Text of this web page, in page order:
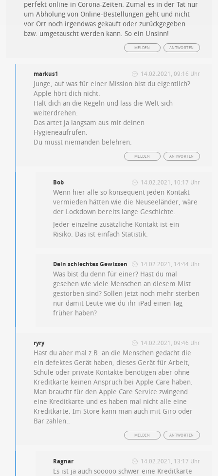
perfekt online in Corona-Zeiten. Zumal es in der Tat nur
um Abholung von Online-Bestellungen geht und nicht
vor Ort noch irgendwas gekauft oder zurückgegeben
bzw. umgetauscht werden kann. So ein Unsinn!
ANTWORTEN
MELDEN
markus1 14.02.2021, 09:16 Uhr
Junge, auf was für einer Mission bist du eigentlich?
Apple hört dich nicht.
Halt dich an die Regeln und lass die Welt sich
weiterdrehen.
Das artet ja langsam aus mit deinen
Hygieneaufrufen.
Du musst niemanden belehren.
ANTWORTEN
MELDEN
Bob 14.02.2021, 10:17 Uhr
Wenn hier alle so konsequent jeden Kontakt
vermieden hätten wie die Neuseeländer, wäre
der Lockdown bereits lange Geschichte.
Jeder einzelne zusätzliche Kontakt ist ein
Risiko. Das ist einfach Statistik.
Dein schlechtes Gewissen 14.02.2021, 14:44 Uhr
Was bist du denn für einer? Hast du mal
gesehen wie viele Menschen an diesem Mist
gestorben sind? Sollen jetzt noch mehr sterben
nur damit Leute wie du ihr iPad einen Tag
früher haben?
ryry 14.02.2021, 09:46 Uhr
Hast du aber mal z.B. an die Menschen gedacht die
ein defektes Gerät haben, dieses Gerät für Arbeit,
Schule oder private Kontakte benötigen aber ohne
Kreditkarte keinen Anspruch bei Apple Care haben.
Man braucht für den Apple Care Service zwingend
eine Kreditkarte und es haben mal nicht alle eine
Kreditkarte. Im Store kann man auch mit Giro oder
Bar zahlen..
ANTWORTEN
MELDEN
Ragnar 14.02.2021, 13:17 Uhr
Es ist ja auch sooooo schwer eine Kreditkarte